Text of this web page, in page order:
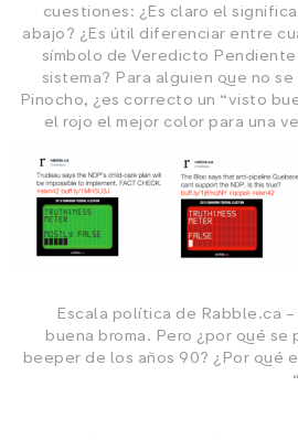
cuestiones: ¿Es claro el
abajo? ¿Es útil diferenciar entre
símbolo de Veredicto
sistema? Para alguien que no
Pinocho, ¿es correcto un “visto
el rojo el mejor color para una
Escala política de Rabble.ca
buena broma. Pero ¿por qué se
beeper de los años 90? ¿Por qué